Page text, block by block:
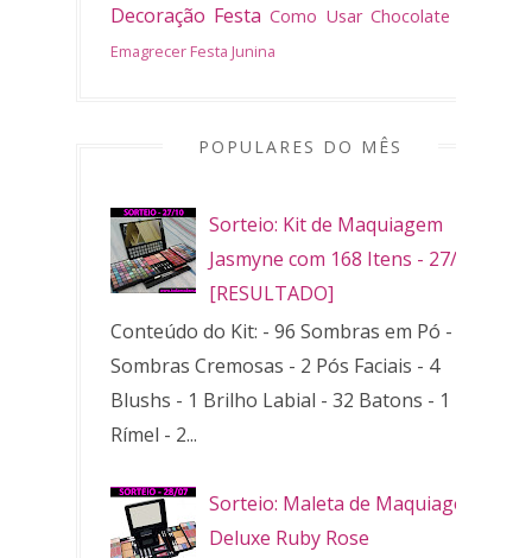
Decoração Festa Como Usar Chocolate
Emagrecer Festa Junina
POPULARES DO MÊS
Sorteio: Kit de Maquiagem
Jasmyne com 168 Itens - 27/10
[RESULTADO]
Conteúdo do Kit: - 96 Sombras em Pó - 32
Sombras Cremosas - 2 Pós Faciais - 4
Blushs - 1 Brilho Labial - 32 Batons - 1
Rímel - 2...
Sorteio: Maleta de Maquiagem
Deluxe Ruby Rose